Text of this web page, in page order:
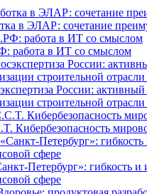
в ЭЛАР: сочетание
работа в ИТ со смыслом
России:
строительной
Кибербезопасность
Петербург»: гибкость и
сфере